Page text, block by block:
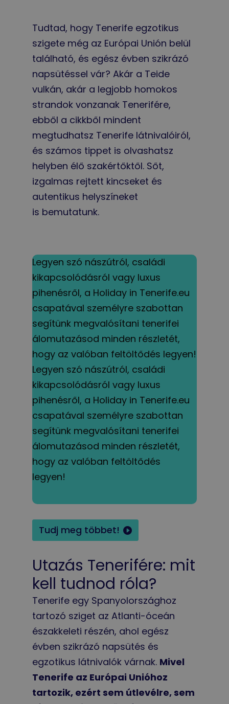
Tudtad, hogy Tenerife egzotikus
szigete még az Európai Unión belül
található, és egész évben szikrázó
napsütéssel vár? Akár a Teide
vulkán, akár a legjobb homokos
strandok vonzanak Tenerifére,
ebből a cikkből mindent
megtudhatsz Tenerife látnivalóiról,
és számos tippet is olvashatsz
helyben élő szakértőktől. Sőt,
izgalmas rejtett kincseket és
autentikus helyszíneket
is bemutatunk.
Legyen szó nászútról, családi
kikapcsolódásról vagy luxus
pihenésről, a Holiday in Tenerife.eu
csapatával személyre szabottan
segítünk megvalósítani tenerifei
álomutazásod minden részletét,
hogy az valóban feltöltődés legyen!
Legyen szó nászútról, családi
kikapcsolódásról vagy luxus
pihenésről, a Holiday in Tenerife.eu
csapatával személyre szabottan
segítünk megvalósítani tenerifei
álomutazásod minden részletét,
hogy az valóban feltöltődés
legyen!
Tudj meg többet!
Utazás Tenerifére: mit
kell tudnod róla?
Tenerife egy Spanyolországhoz
tartozó sziget az Atlanti-óceán
északkeleti részén, ahol egész
évben szikrázó napsütés és
egzotikus látnivalók várnak. Mivel
Tenerife az Európai Unióhoz
tartozik, ezért sem útlevélre, sem